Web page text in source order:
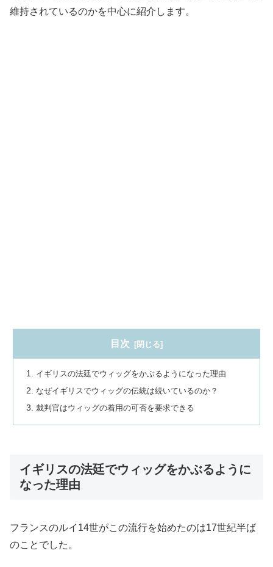
維持されているのかを中心に紹介します。
目次
イギリスの法廷でウィッグをかぶるようになった理由
なぜイギリスでウィッグの伝統は続いているのか？
裁判官はウィッグの着用の可否を要求できる
イギリスの法廷でウィッグをかぶるように
なった理由
フランスのルイ14世がこの流行を始めたのは17世紀半ば
のことでした。